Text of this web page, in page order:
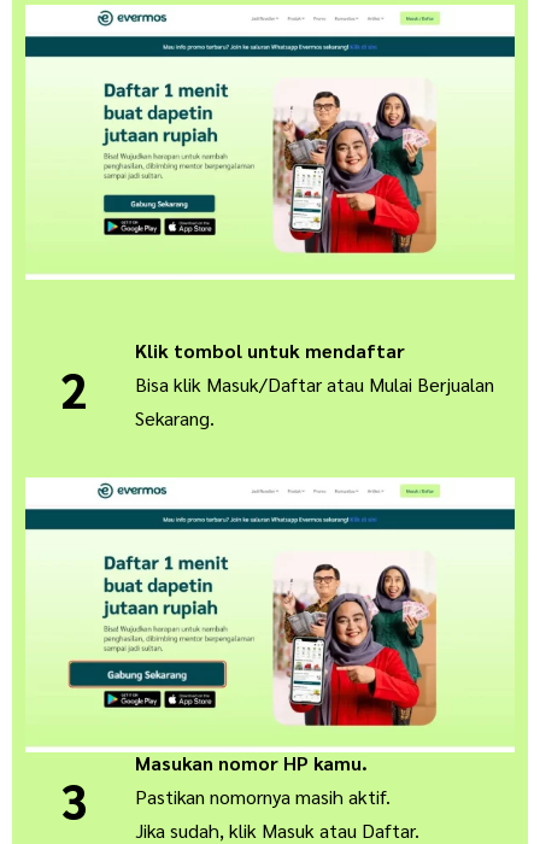
2
Klik tombol untuk mendaftar
Bisa klik Masuk/Daftar atau Mulai Berjualan
Sekarang.
3
Masukan nomor HP kamu.
Pastikan nomornya masih aktif.
Jika sudah, klik Masuk atau Daftar.